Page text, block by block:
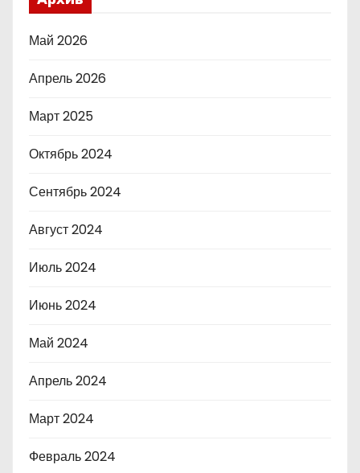
Май 2026
Апрель 2026
Март 2025
Октябрь 2024
Сентябрь 2024
Август 2024
Июль 2024
Июнь 2024
Май 2024
Апрель 2024
Март 2024
Февраль 2024